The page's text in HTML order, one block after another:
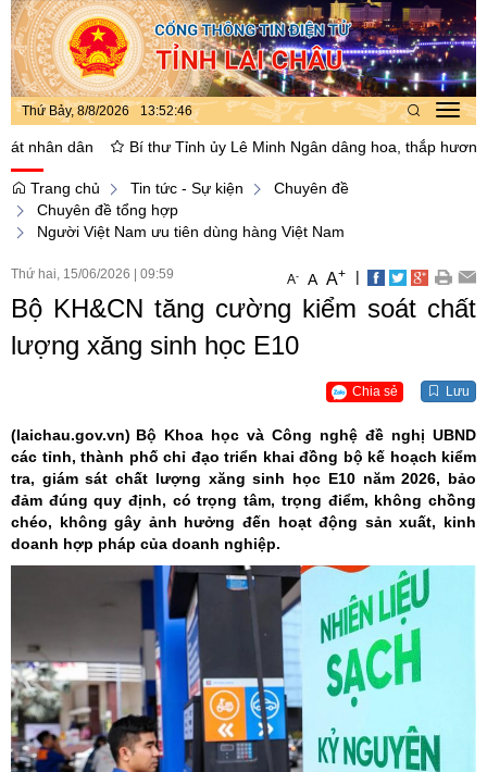
Thứ Bảy, 8/8/2026 13:52:47
dân Bí thư Tỉnh ủy Lê Minh Ngân dâng hoa, thắp hương tại
Trang chủ Tin tức - Sự kiện
Chuyên đề
Chuyên đề tổng hợp
Người Việt Nam ưu tiên dùng hàng Việt Nam
Thứ hai, 15/06/2026 09:59 A- A A+ |
Bộ KH&CN tăng cường kiểm soát chất
lượng xăng sinh học E10
Chia sẻ Lưu
(laichau.gov.vn) Bộ Khoa học và Công nghệ đề nghị UBND
các tỉnh, thành phố chỉ đạo triển khai đồng bộ kế hoạch kiểm
tra, giám sát chất lượng xăng sinh học E10 năm 2026, bảo
đảm đúng quy định, có trọng tâm, trọng điểm, không chồng
chéo, không gây ảnh hưởng đến hoạt động sản xuất, kinh
doanh hợp pháp của doanh nghiệp.